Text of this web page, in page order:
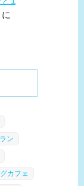
に
ン
カフェ